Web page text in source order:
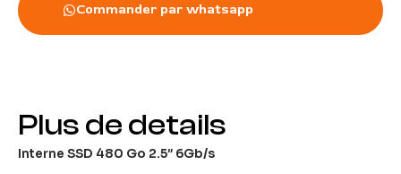
Commander par whatsapp
Plus de details
Interne SSD 480 Go 2.5″ 6Gb/s